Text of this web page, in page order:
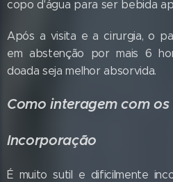
copo d'água para ser bebida
Após a visita e a cirurgia, o
em abstenção por mais 6
doada seja melhor absorvida.
Como interagem com os
Incorporação
É muito sutil e dificilmente